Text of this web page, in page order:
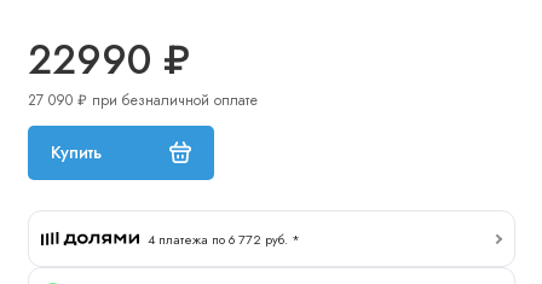
22990 ₽
27 090 ₽ при безналичной оплате
Купить
4 платежа по 6 772 руб. *